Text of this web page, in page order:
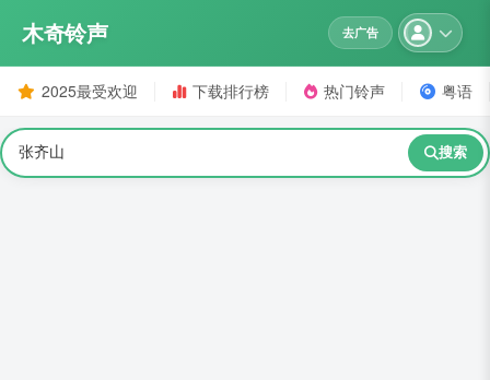
木奇铃声 去广告
2025最受欢迎 下载排行榜 热门铃声 粤语
搜索